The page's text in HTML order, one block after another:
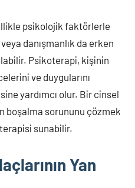
psikolojik faktörlerle
danışmanlık da erken
Psikoterapi, kişinin
ve duygularını
yardımcı olur. Bir cinsel
boşalma sorununu çözmek
sunabilir.
Yan